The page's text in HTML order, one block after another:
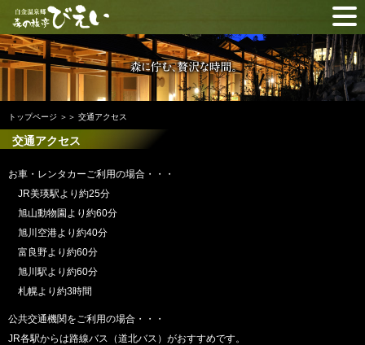
トップページ
佇まいとお部屋
トップページ ＞＞ 交通アクセス
交通アクセス
お車・レンタカーご利用の場合・・・
JR美瑛駅より約25分
旭山動物園より約60分
旭川空港より約40分
富良野より約60分
旭川駅より約60分
札幌より約3時間
公共交通機関をご利用の場合・・・
JR各駅からは路線バス（道北バス）がおすすめです。